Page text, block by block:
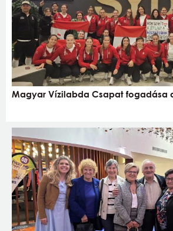
Magyar Vízilabda Csapat fogadása